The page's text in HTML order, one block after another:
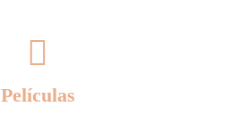
Películas